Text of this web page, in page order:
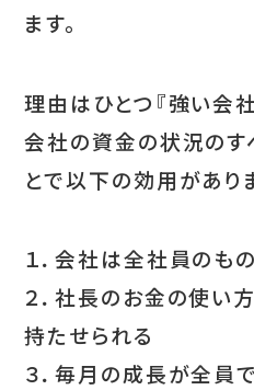
ます。
理由はひとつ『強い会
会社の資金の状況のす
とで以下の効用があり
１．会社は全社員のも
２．社長のお金の使い
持たせられる
３．毎月の成長が全員